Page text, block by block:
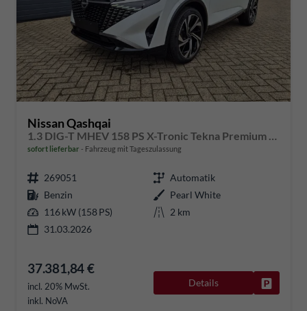
Nissan Qashqai
1.3 DIG-T MHEV 158 PS X-Tronic Tekna Premium Paket 20"LM Teil-Leder PanoGlasdach Klimaautomatik Sitzheizung Lenkradheizung Navi Head-Up Display elektr. Heckklappe ACC PDC v+h 360°Kamera DAB Bluetooth Touchscreen Apple CarPlay Android Auto
sofort lieferbar Fahrzeug mit Tageszulassung
269051
Automatik
Benzin
Pearl White
116 kW (158 PS)
2 km
31.03.2026
37.381,84 €
incl. 20% MwSt.
inkl. NoVA
Details